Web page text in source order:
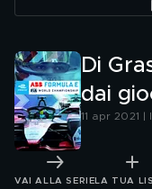
Di
dai
11 apr 2021 |
VAI ALLA SERIE LA TUA